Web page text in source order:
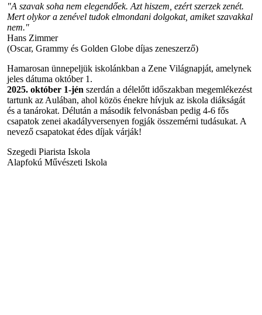
"A szavak soha nem elegendőek. Azt hiszem, ezért szerzek zenét.
Mert olykor a zenével tudok elmondani dolgokat, amiket szavakkal
nem."
Hans Zimmer
(Oscar, Grammy és Golden Globe díjas zeneszerző)
Hamarosan ünnepeljük iskolánkban a Zene Világnapját, amelynek
jeles dátuma október 1.
2025. október 1-jén szerdán a délelőtt időszakban megemlékezést
tartunk az Aulában, ahol közös énekre hívjuk az iskola diákságát
és a tanárokat. Délután a második felvonásban pedig 4-6 fős
csapatok zenei akadályversenyen fogják összemérni tudásukat. A
nevező csapatokat édes díjak várják!
Szegedi Piarista Iskola
Alapfokú Művészeti Iskola